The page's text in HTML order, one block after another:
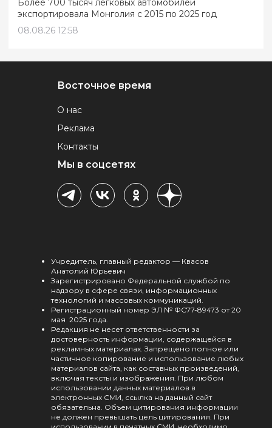
Более 700 тысяч легковых автомобилей
экспортировала Монголия с 2015 по 2025 год
08.08.26 12:58
Восточное время
О нас
Реклама
Контакты
Мы в соцсетях
Учредитель, главный редактор — Квасов
Анатолий Юрьевич
Зарегистрировано Федеральной службой по
надзору в сфере связи, информационных
технологий и массовых коммуникаций.
Регистрационный номер ЭЛ № ФС77-89473 от 20
мая 2025 года.
Редакция не несет ответственности за
достоверность информации, содержащейся в
рекламных материалах. Запрещено полное или
частичное копирование и использование любых
материалов сайта, как составных произведений,
включая тексты и изображения. При любом
использовании данных материалов в
электронных СМИ, ссылка на данный сайт
обязательна. Объем цитирования информации
не должен превышать цель цитирования. При